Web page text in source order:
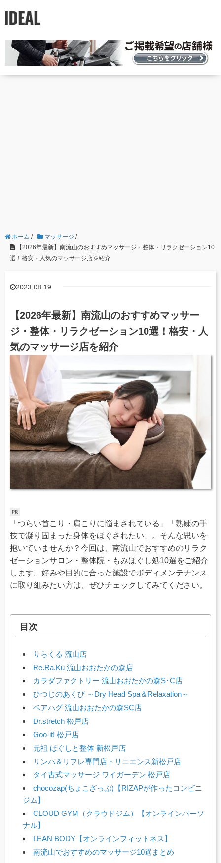
ホーム / マッサージ /
【2026年最新】南流山のおすすめマッサージ・整体・リラクゼーション10
選！格安・人気のマッサージ店を紹介
2023.08.19
【2026年最新】南流山のおすすめマッサー
ジ・整体・リラクゼーション10選！格安・人
気のマッサージ店を紹介
「つらい首こり・肩こりに悩まされている」「熟練の手
技で凝り固まった身体をほぐされたい」。そんな思いを
抱いていませんか？今回は、南流山でおすすめのリラク
ゼーションサロン・整体院・もみほぐし処10選をご紹介
します。好みや目的に合った施設でボディメンテナンス
に取り組みたい方は、ぜひチェックしてみてください。
目次
りらくる 流山店
Re.Ra.Ku 流山おおたかの森店
カラダファクトリー 流山おおたかの森S･C店
ひつじのあくび ～Dry Head Spa＆Relaxation～
ベアハグ 流山おおたかの森SC店
Dr.stretch 松戸店
Goo-it! 松戸店
元祖 ほぐしと整体 新松戸店
リンパ＆リフレ専門店トリニエンス新松戸店
タイ古式マッサージ ワイガーデン 松戸店
chocozap(ちょこざっぷ)【RIZAPが作ったコンビニ
ジム】
CLOUD GYM（クラウドジム）【オンラインパーソ
ナル】
LEAN BODY【オンラインフィットネス】
南流山でおすすめのマッサージ10選まとめ